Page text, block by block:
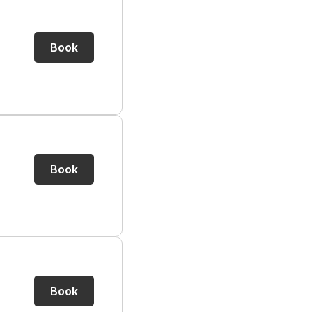
Book
Book
Book